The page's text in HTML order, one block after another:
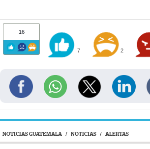
16
7 2
NOTICIAS GUATEMALA / NOTICIAS / ALERTAS